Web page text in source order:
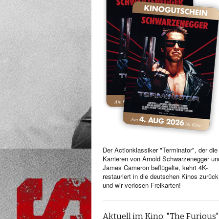
Der Actionklassiker "Terminator", der die
Karrieren von Arnold Schwarzenegger
James Cameron beflügelte, kehrt 4K-
restauriert in die deutschen Kinos zurück
und wir verlosen Freikarten!
Aktuell im Kino: "The Furious"